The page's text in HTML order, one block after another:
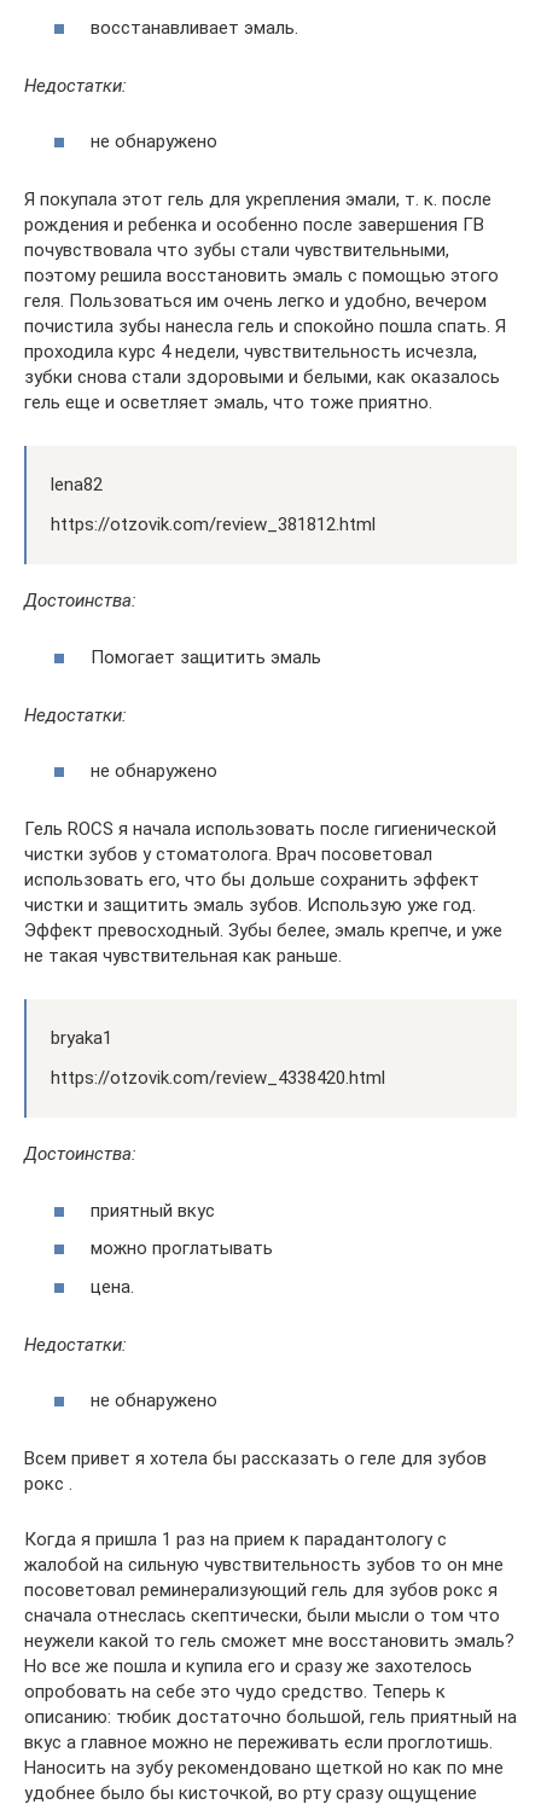
восстанавливает эмаль.
Недостатки:
не обнаружено
Я покупала этот гель для укрепления эмали, т. к. после
рождения и ребенка и особенно после завершения ГВ
почувствовала что зубы стали чувствительными,
поэтому решила восстановить эмаль с помощью этого
геля. Пользоваться им очень легко и удобно, вечером
почистила зубы нанесла гель и спокойно пошла спать. Я
проходила курс 4 недели, чувствительность исчезла,
зубки снова стали здоровыми и белыми, как оказалось
гель еще и осветляет эмаль, что тоже приятно.
lena82
https://otzovik.com/review_381812.html
Достоинства:
Помогает защитить эмаль
Недостатки:
не обнаружено
Гель ROCS я начала использовать после гигиенической
чистки зубов у стоматолога. Врач посоветовал
использовать его, что бы дольше сохранить эффект
чистки и защитить эмаль зубов. Использую уже год.
Эффект превосходный. Зубы белее, эмаль крепче, и уже
не такая чувствительная как раньше.
bryaka1
https://otzovik.com/review_4338420.html
Достоинства:
приятный вкус
можно проглатывать
цена.
Недостатки:
не обнаружено
Всем привет я хотела бы рассказать о геле для зубов
рокс .
Когда я пришла 1 раз на прием к парадантологу с
жалобой на сильную чувствительность зубов то он мне
посоветовал реминерализующий гель для зубов рокс я
сначала отнеслась скептически, были мысли о том что
неужели какой то гель сможет мне восстановить эмаль?
Но все же пошла и купила его и сразу же захотелось
опробовать на себе это чудо средство. Теперь к
описанию: тюбик достаточно большой, гель приятный на
вкус а главное можно не переживать если проглотишь.
Наносить на зубу рекомендовано щеткой но как по мне
удобнее было бы кисточкой, во рту сразу ощущение